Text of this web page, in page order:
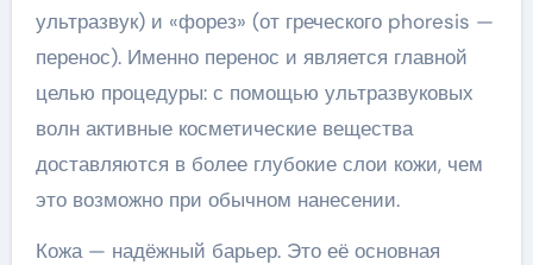
ультразвук) и «форез» (от греческого phoresis —
перенос). Именно перенос и является главной
целью процедуры: с помощью ультразвуковых
волн активные косметические вещества
доставляются в более глубокие слои кожи, чем
это возможно при обычном нанесении.
Кожа — надёжный барьер. Это её основная